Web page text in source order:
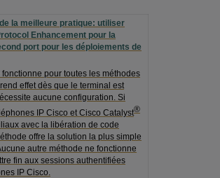
la meilleure pratique: utiliser
Enhancement pour la
port pour les déploiements de
pour toutes les méthodes
effet dès que le terminal est
aucune configuration. Si
IP Cisco et Cisco Catalyst®
avec la libération de code
offre la solution la plus simple
autre méthode ne fonctionne
fin aux sessions authentifiées
IP Cisco.